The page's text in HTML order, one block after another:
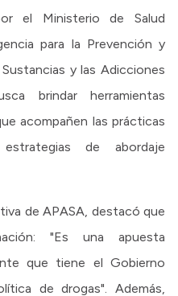
el Ministerio de Salud
para la Prevención y
y las Adicciones
brindar herramientas
acompañen las prácticas
de abordaje
de APASA, destacó que
"Es una apuesta
que tiene el Gobierno
de drogas". Además,